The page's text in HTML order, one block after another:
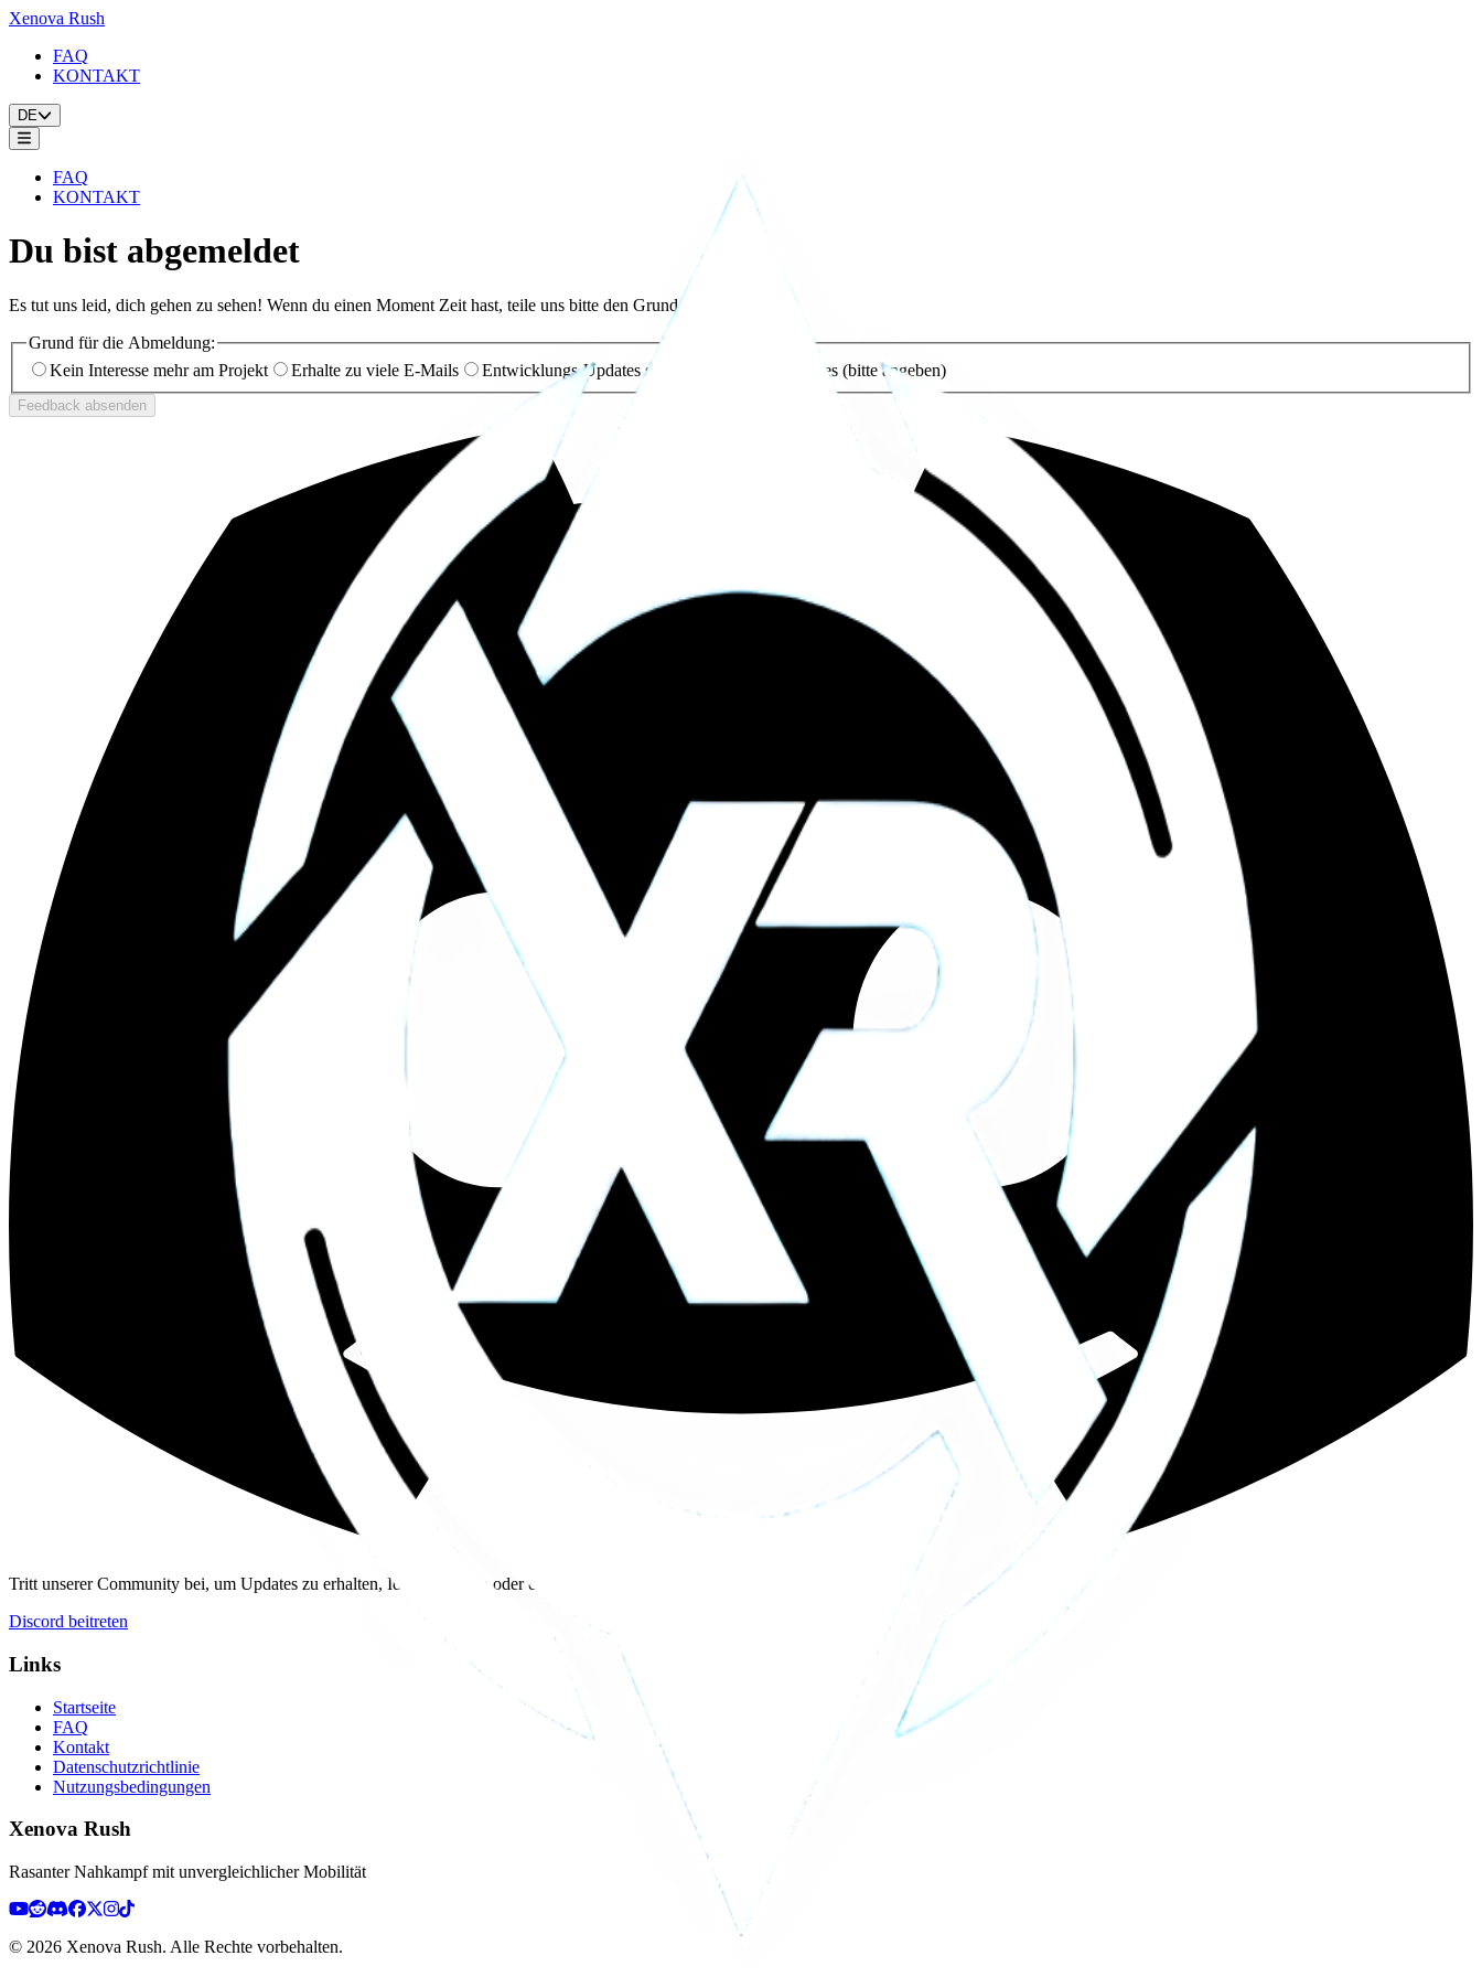
Xenova Rush
FAQ
KONTAKT
DE
FAQ
KONTAKT
Du bist abgemeldet
Es tut uns leid, dich gehen zu sehen! Wenn du einen Moment Zeit hast, teile uns bitte den Grund mit (optional).
Grund für die Abmeldung:
Kein Interesse mehr am Projekt
Erhalte zu viele E-Mails Entwicklungs-Updates sind zu langsam Anderes (bitte angeben)
Feedback absenden
Tritt unserer Community bei, um Updates zu erhalten, Ideen zu teilen oder einfach Spaß zu haben!
Discord beitreten
Links
Startseite
FAQ
Kontakt
Datenschutzrichtlinie
Nutzungsbedingungen
Xenova Rush
Rasanter Nahkampf mit unvergleichlicher Mobilität
© 2026 Xenova Rush. Alle Rechte vorbehalten.